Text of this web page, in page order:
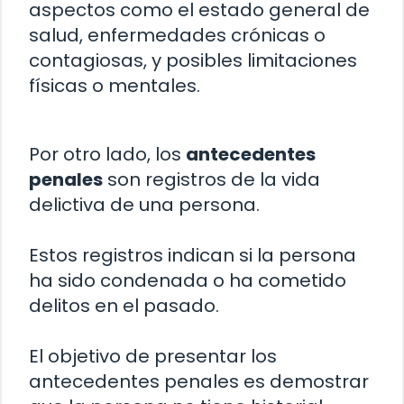
aspectos como el estado general de
salud, enfermedades crónicas o
contagiosas, y posibles limitaciones
físicas o mentales.
Por otro lado, los antecedentes
penales son registros de la vida
delictiva de una persona.
Estos registros indican si la persona
ha sido condenada o ha cometido
delitos en el pasado.
El objetivo de presentar los
antecedentes penales es demostrar